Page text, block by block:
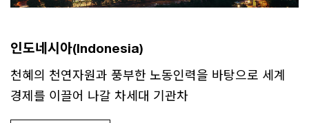
인도네시아(Indonesia)
천혜의 천연자원과 풍부한 노동인력을 바탕으로 세계
경제를 이끌어 나갈 차세대 기관차